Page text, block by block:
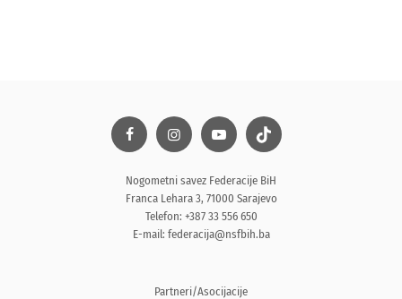
Nogometni savez Federacije BiH
Franca Lehara 3, 71000 Sarajevo
Telefon: +387 33 556 650
E-mail: federacija@nsfbih.ba
Partneri/Asocijacije